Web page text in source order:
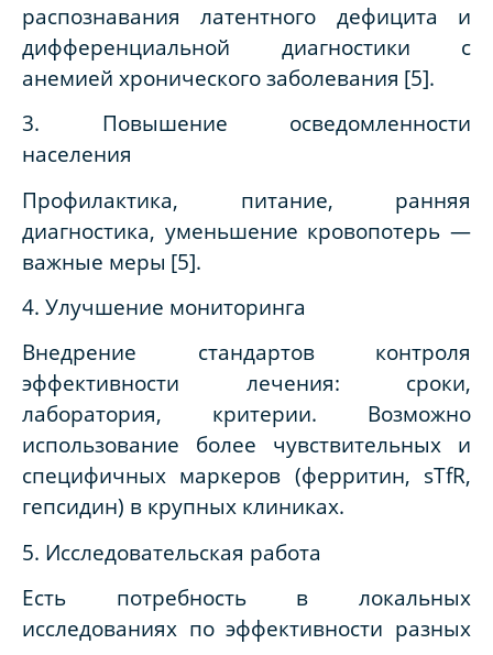
распознавания латентного дефицита и
дифференциальной диагностики с
анемией хронического заболевания [5].
3. Повышение осведомленности
населения
Профилактика, питание, ранняя
диагностика, уменьшение кровопотерь —
важные меры [5].
4. Улучшение мониторинга
Внедрение стандартов контроля
эффективности лечения: сроки,
лаборатория, критерии. Возможно
использование более чувствительных и
специфичных маркеров (ферритин, sTfR,
гепсидин) в крупных клиниках.
5. Исследовательская работа
Есть потребность в локальных
исследованиях по эффективности разных